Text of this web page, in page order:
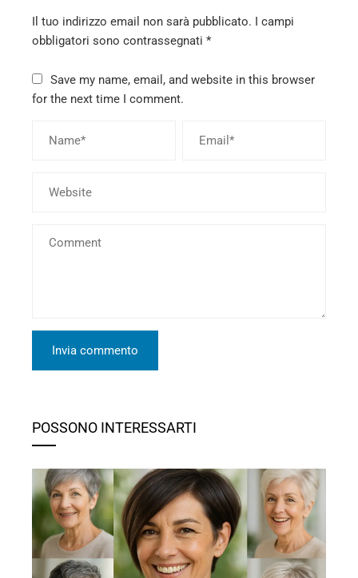
Il tuo indirizzo email non sarà pubblicato. I campi
obbligatori sono contrassegnati *
Save my name, email, and website in this browser
for the next time I comment.
POSSONO INTERESSARTI